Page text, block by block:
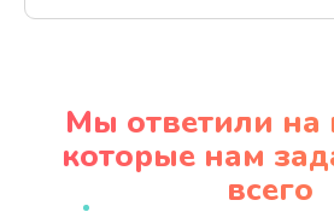
Заказать
Замена
Мы ответили на
которые нам
всего